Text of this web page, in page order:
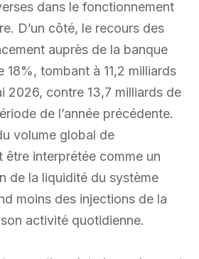
dans le fonctionnement
D’un côté, le recours des
auprès de la banque
18%, tombant à 11,2 milliards
2026, contre 13,7 milliards de
de l’année précédente.
volume global de
être interprétée comme un
de la liquidité du système
moins des injections de la
activité quotidienne.